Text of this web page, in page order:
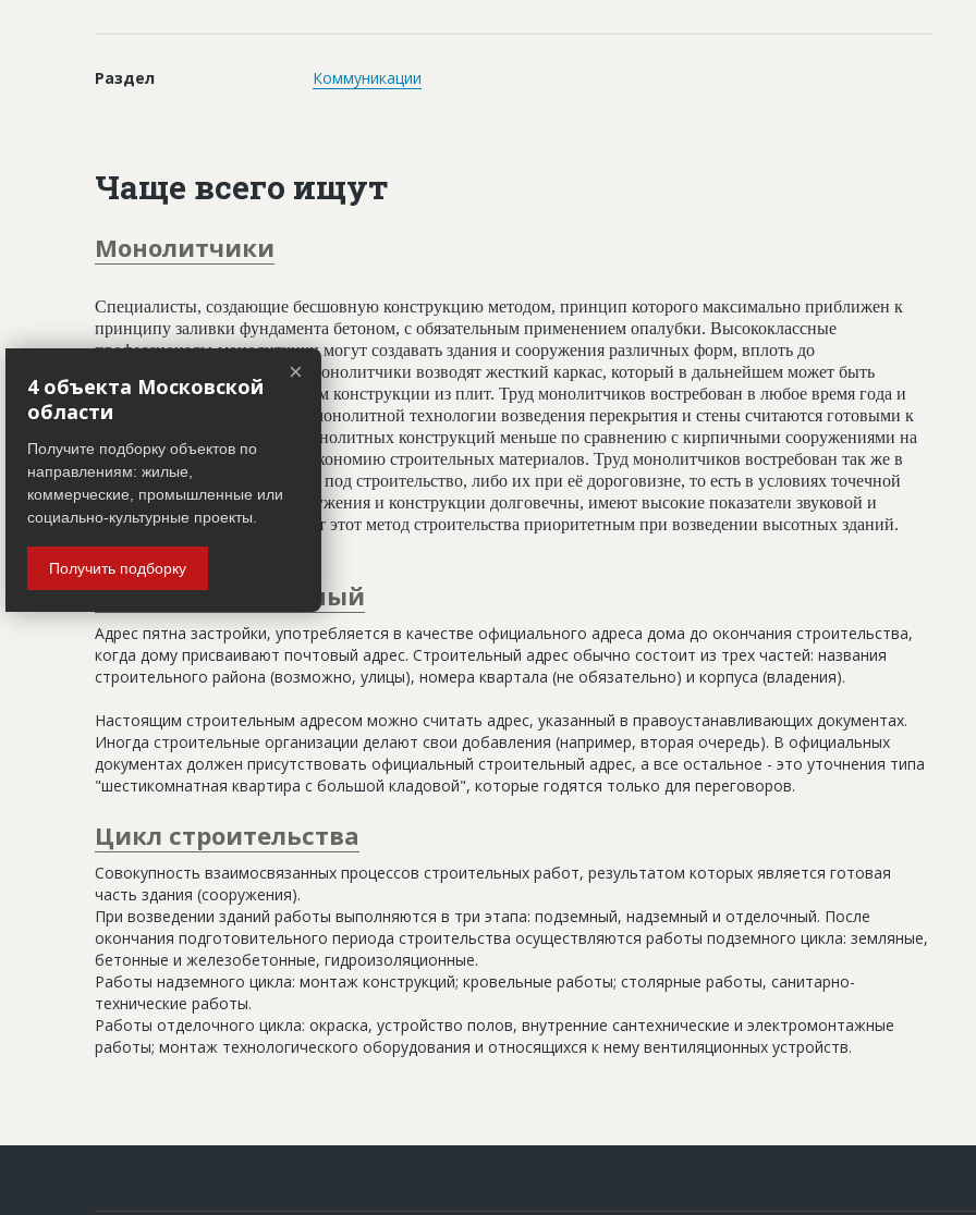
Раздел Коммуникации
Чаще всего ищут
Монолитчики
Специалисты, создающие бесшовную конструкцию методом, принцип которого максимально приближен к
принципу заливки фундамента бетоном, с обязательным применением опалубки. Высококлассные
профессионалы-монолитчики могут создавать здания и сооружения различных форм, вплоть до
криволинейных элементов. Монолитчики возводят жесткий каркас, который в дальнейшем может быть
использован гораздо шире, чем конструкции из плит. Труд монолитчиков востребован в любое время года и
считается всесезонным. При монолитной технологии возведения перекрытия и стены считаются готовыми к
отделочным работам, а вес монолитных конструкций меньше по сравнению с кирпичными сооружениями на
20%, что даёт значительную экономию строительных материалов. Труд монолитчиков востребован так же в
условиях недостатка площади под строительство, либо их при её дороговизне, то есть в условиях точечной
застройки. Монолитные сооружения и конструкции долговечны, имеют высокие показатели звуковой и
тепловой изоляции, что делает этот метод строительства приоритетным при возведении высотных зданий.
Адрес строительный
Адрес пятна застройки, употребляется в качестве официального адреса дома до окончания строительства,
когда дому присваивают почтовый адрес. Строительный адрес обычно состоит из трех частей: названия
строительного района (возможно, улицы), номера квартала (не обязательно) и корпуса (владения).
Настоящим строительным адресом можно считать адрес, указанный в правоустанавливающих документах.
Иногда строительные организации делают свои добавления (например, вторая очередь). В официальных
документах должен присутствовать официальный строительный адрес, а все остальное - это уточнения типа
"шестикомнатная квартира с большой кладовой", которые годятся только для переговоров.
Цикл строительства
Совокупность взаимосвязанных процессов строительных работ, результатом которых является готовая
часть здания (сооружения).
При возведении зданий работы выполняются в три этапа: подземный, надземный и отделочный. После
окончания подготовительного периода строительства осуществляются работы подземного цикла: земляные,
бетонные и железобетонные, гидроизоляционные.
Работы надземного цикла: монтаж конструкций; кровельные работы; столярные работы, санитарно-
технические работы.
Работы отделочного цикла: окраска, устройство полов, внутренние сантехнические и электромонтажные
работы; монтаж технологического оборудования и относящихся к нему вентиляционных устройств.
×
4 объекта Московской
области
Получите подборку объектов по
направлениям: жилые,
коммерческие, промышленные или
социально-культурные проекты.
Получить подборку